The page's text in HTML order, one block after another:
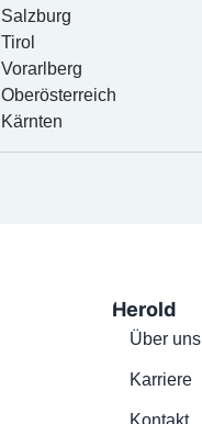
Salzburg
Tirol
Vorarlberg
Oberösterreich
Kärnten
Herold
Über uns
Karriere
Kontakt